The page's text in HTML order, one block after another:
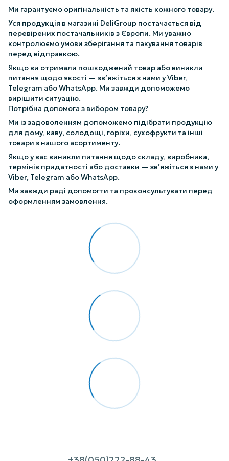
Ми гарантуємо оригінальність та якість кожного товару.
Уся продукція в магазині DeliGroup постачається від
перевірених постачальників з Європи. Ми уважно
контролюємо умови зберігання та пакування товарів
перед відправкою.
Якщо ви отримали пошкоджений товар або виникли
питання щодо якості — зв’яжіться з нами у Viber,
Telegram або WhatsApp. Ми завжди допоможемо
вирішити ситуацію.
Потрібна допомога з вибором товару?
Ми із задоволенням допоможемо підібрати продукцію
для дому, каву, солодощі, горіхи, сухофрукти та інші
товари з нашого асортименту.
Якщо у вас виникли питання щодо складу, виробника,
термінів придатності або доставки — зв’яжіться з нами у
Viber, Telegram або WhatsApp.
Ми завжди раді допомогти та проконсультувати перед
оформленням замовлення.